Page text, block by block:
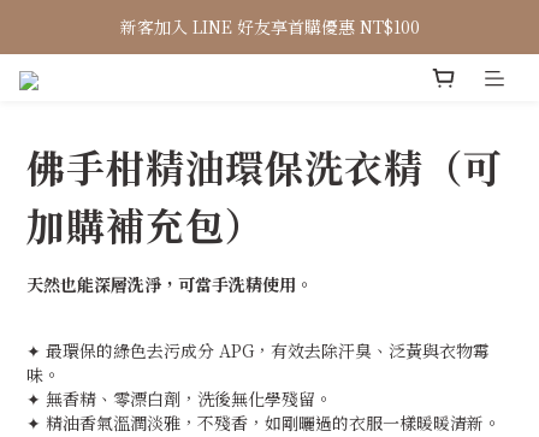
新客加入 LINE 好友享首購優惠 NT$100
佛手柑精油環保洗衣精（可
加購補充包）
天然也能深層洗淨，可當手洗精使用。
✦ 最環保的綠色去污成分 APG，有效去除汗臭、泛黃與衣物霉
味。
✦ 無香精、零漂白劑，洗後無化學殘留。
✦ 精油香氣溫潤淡雅，不殘香，如剛曬過的衣服一樣暖暖清新。